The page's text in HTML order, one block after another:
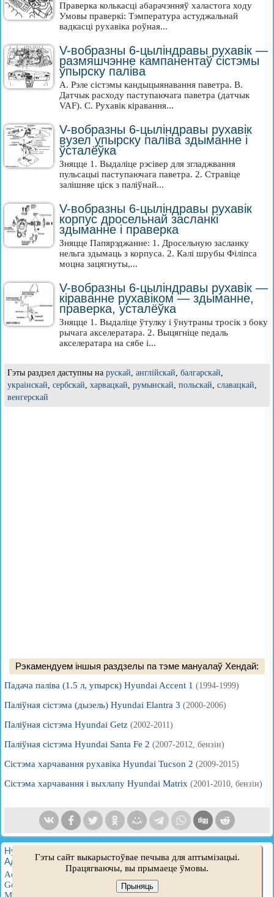
Праверка колькасці абарачэнняў халастога ходу
Умовы праверкі: Тэмпература астуджальнай
вадкасці рухавіка роўная...
V-вобразны 6-цыліндравы рухавік —
размяшчэнне кампанентаў сістэмы
ўпырску паліва
A. Рэле сістэмы кандыцыянавання паветра. B.
Датчык расходу паступаючага паветра (датчык
VAF). C. Рухавік кіравання...
V-вобразны 6-цыліндравы рухавік
вузел упырску паліва здыманне і
ўсталёўка
Зняцце 1. Выдаліце рэсівер для згладжвання
пульсацыі паступаючага паветра. 2. Стравіце
залішняе ціск з паліўнай...
V-вобразны 6-цыліндравы рухавік
корпус дросельнай засланкі
здыманне і праверка
Зняцце Папярэджанне: 1. Дросельную засланку
нельга здымаць з корпуса. 2. Калі шрубы Філіпса
моцна зацягнуты,...
V-вобразны 6-цыліндравы рухавік —
кіраванне рухавіком — здыманне,
праверка, усталёўка
Зняцце 1. Выдаліце ўтулку і ўнутраны тросік з боку
рычага акселератара. 2. Выцягніце педаль
акселератара на сябе і...
Гэты раздзел даступны на рускай, англійскай, балгарскай,
украінскай, сербскай, харвацкай, румынскай, польскай, славацкай,
венгерскай
Рэкамендуем іншыя раздзелы па тэме мануалаў Хендай:
Падача паліва (1.5 л, упырск) Hyundai Accent 1 (1994-1999)
Паліўная сістэма (дызель) Hyundai Elantra 3 (2000-2006)
Паліўная сістэма Hyundai Getz (2002-2011)
Паліўная сістэма Hyundai Santa Fe 2 (2007-2012, бензін)
Сістэма харчавання рухавіка Hyundai Tucson 2 (2009-2015)
Сістэма харчавання і выхлапу Hyundai Matrix (2001-2010, бензін)
HyundaiBook.ru © 2018-2026
Адміністрацыя· Пошук па сайце·Уладальнікам Hyundai
Accent 1 Accent 2·Accent 3 ·Elantra 1·Elantra 2·
Getz
Santa Fe 2·
Гэты сайт выкарыстоўвае печыва для аптымізацыі.
Працягваючы, вы прымаеце ўмовы.
Прыняць